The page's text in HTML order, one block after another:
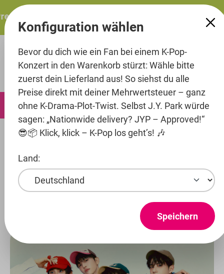
springen
ITZY – ITZY 3RD WORLD TOUR “TUNNEL
0
Artists Beat Interactive A.C.E
Produkte ansehen
Konfiguration wählen
Bevor du dich wie ein Fan bei einem K-Pop-
Konzert in den Warenkorb stürzt: Wähle bitte
zuerst dein Lieferland aus! So siehst du alle
Preise direkt mit deiner Mehrwertsteuer – ganz
ohne K-Drama-Plot-Twist. Selbst J.Y. Park würde
sagen: „Nationwide delivery? JYP – Approved!“
😎📦 Klick, klick – K-Pop los geht’s! 🎶
Land:
Speichern